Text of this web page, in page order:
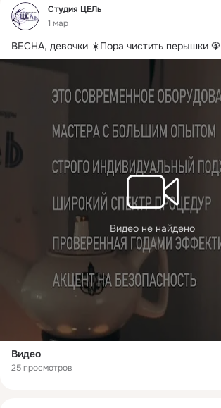
Фид
Студия ЦЕЛь
1 мар
ВЕСНА, девочки ☀️Пора чистить перышки 🦚
Видео не найдено
Видео
25 просмотров